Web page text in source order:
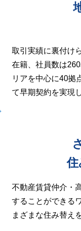
取引実績に裏付け
在籍、社員数は
リアを中心に40拠
て早期契約を実現
不動産賃貸仲介・
することができる
まざまな住み替え